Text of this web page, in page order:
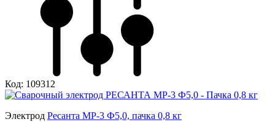
Код: 109312
Электрод Ресанта МР-3 Ф5,0, пачка 0,8 кг